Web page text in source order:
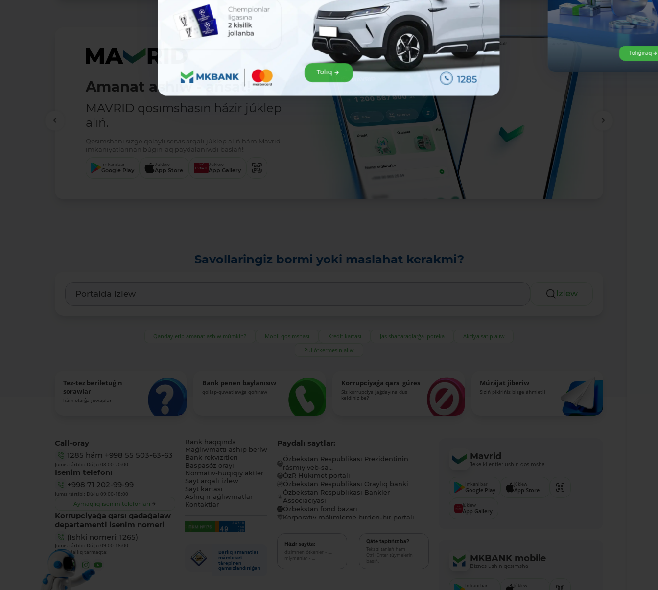
Amanat ashıw - ańsat!
MAVRID qosımshasın házir júklep
alıń.
Qosımshanı sizge qolaylı servis arqalı júklep alıń hám Mavrid
imkaniyatlarınan búgin-aq paydalanıwdı baslań!:
Imkani bar
Google Play
Júklew
App Store
Júklew
App Gallery
Savollaringiz bormi yoki maslahat kerakmi?
Izlew
Qanday etip amanat ashıw múmkin? Mobil qosımshası Kredit kartası Jas shańaraqlarǵa ipoteka
Akciya satıp alıw
Pul ótkermesin alıw
Tez-tez beriletuǵın
sorawlar
hám olarǵa juwaplar
Bank penen baylanısıw
qollap-quwatlawǵa qońıraw
Korrupciyaǵa qarsı gúres
Siz korrupciya jaǵdayına dus
keldiniz be?
Múrájat jiberiw
Siziń pikirińiz bizge áhmietli
Call-oray
1285 hám +998 55 503-63-63
Jumıs tártibi: Dú-Ju 08:00-20:00
Isenim telefonı
+998 71 202-99-99
Jumıs tártibi: Dú-Ju 09:00-18:00
Aymaqlıq isenim telefonları
Korrupciyaǵa qarsı qadaǵalaw
departamenti isenim nomeri
(Ishki nomeri: 1265)
Jumıs tártibi: Dú-Ju 09:00-18:00
Biz sociallıq tarmaqta:
Bank haqqında
Maǵlıwmattı ashıp beriw
Bank rekvizitleri
Baspasóz orayı
Normativ-huqıqıy aktler
Sayt arqalı izlew
Sayt kartası
Ashıq maǵlıwmatlar
Kontaktlar
Barlıq amanatlar
mámleket
tárepinen
qamsızlandırılǵan
Paydalı saytlar:
Ózbekstan Respublikası Prezidentinin
rásmiy veb-sa...
ÓzR Húkimet portalı
Ózbekstan Respublikası Oraylıq banki
Ózbekstan Respublikası Bankler
Associaciyası
Ózbekstan fond bazarı
Korporativ málimleme birden-bir portalı
Házir saytta:
dizimnen ótkenler - ...,
miymanlar - ...
Qáte taptıńız ba?
Tekstti tanlań hám
Ctrl+Enter túymelerin
basıń.
Mavrid
Jeke klientler ushın qosımsha
Imkani bar
Google Play
Júklew
App Store
Júklew
App Gallery
MKBANK mobile
Biznes ushın qosımsha
Imkani bar Júklew
Tolıq
Tolıǵıraq